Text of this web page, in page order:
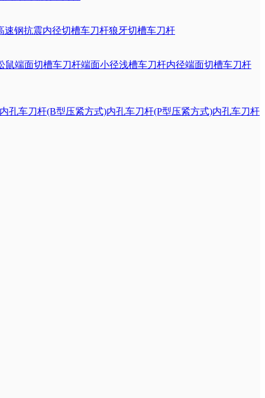
速钢抗震内径切槽车刀杆狼牙切槽车刀杆
鼠端面切槽车刀杆端面小径浅槽车刀杆内径端面切槽车刀杆
内孔车刀杆(B型压紧方式)内孔车刀杆(P型压紧方式)内孔车刀杆